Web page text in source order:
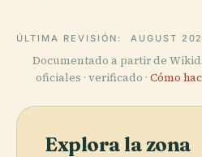
ÚLTIMA REVISIÓN: AUGUST
Documentado a partir de
oficiales · verificado · Cómo
Explora la zona